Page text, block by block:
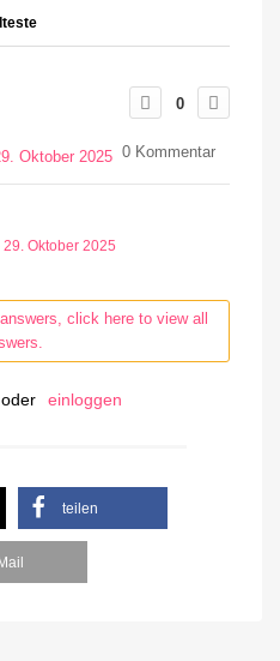
0
Oktober 2025 0 Kommentar
29. Oktober 2025
click here to view all
oder einloggen
teilen